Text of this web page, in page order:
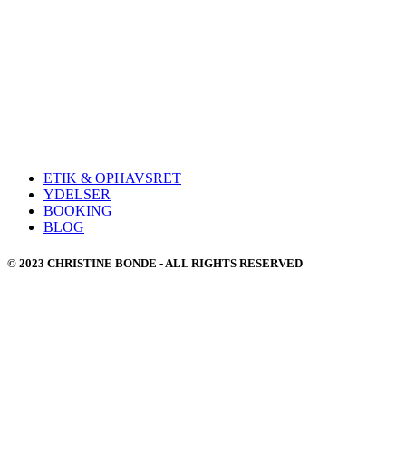
ETIK & OPHAVSRET
YDELSER
BOOKING
BLOG
© 2023 CHRISTINE BONDE - ALL RIGHTS RESERVED